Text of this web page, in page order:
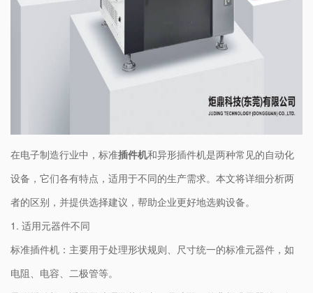
在电子制造行业中，标准插件机和异形插件机是两种常见的自动化
设备，它们各有特点，适用于不同的生产需求。本文将详细分析两
者的区别，并提供选择建议，帮助企业更好地选购设备。
1. 适用元器件不同
标准插件机：主要用于处理形状规则、尺寸统一的标准元器件，如
电阻、电容、二极管等。